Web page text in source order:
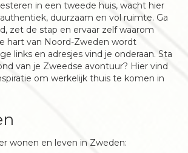
in een tweede huis, wacht hier
duurzaam en vol ruimte. Ga
zet de stap en ervaar zelf waarom
hart van Noord-Zweden wordt
links en adresjes vind je onderaan. Sta
van je Zweedse avontuur? Hier vind
om werkelijk thuis te komen in
wonen en leven in Zweden: